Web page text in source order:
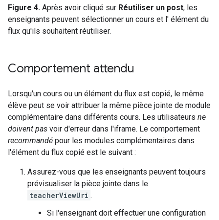
Figure 4. Après avoir cliqué sur Réutiliser un post, les
enseignants peuvent sélectionner un cours et l' élément du
flux qu'ils souhaitent réutiliser.
Comportement attendu
Lorsqu'un cours ou un élément du flux est copié, le même
élève peut se voir attribuer la même pièce jointe de module
complémentaire dans différents cours. Les utilisateurs ne
doivent pas voir d'erreur dans l'iframe. Le comportement
recommandé pour les modules complémentaires dans
l'élément du flux copié est le suivant :
Assurez-vous que les enseignants peuvent toujours
prévisualiser la pièce jointe dans le
teacherViewUri .
Si l'enseignant doit effectuer une configuration